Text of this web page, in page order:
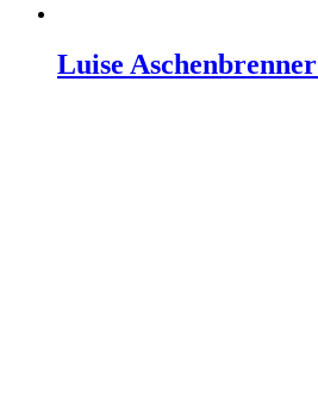
Luise Aschenbrenner